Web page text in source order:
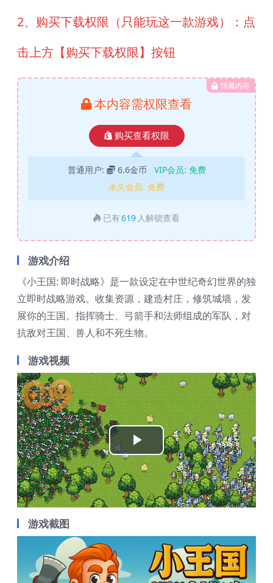
2、购买下载权限（只能玩这一款游戏）：点
击上方【购买下载权限】按钮
隐藏内容
本内容需权限查看
购买查看权限
普通用户: 6.6金币 VIP会员: 免费
永久会员: 免费
已有619 人解锁查看
游戏介绍
《小王国: 即时战略》是一款设定在中世纪奇幻世界的独
立即时战略游戏。收集资源，建造村庄，修筑城墙，发
展你的王国。指挥骑士、弓箭手和法师组成的军队，对
抗敌对王国、兽人和不死生物。
游戏视频
Play
Video
游戏截图